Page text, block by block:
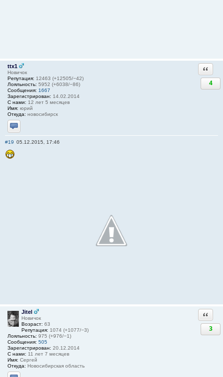
ttx1
Новичок
Репутация: 12463 (+12505/−42)
Лояльность: 5952 (+6038/−86)
Сообщения: 1667
Зарегистрирован: 14.02.2014
С нами: 12 лет 5 месяцев
Имя: юрий
Откуда: новосибирск
Отправить личное сообщение
4
#19 05.12.2015, 17:46
Jitel
Новичок
Возраст: 63
Репутация: 1074 (+1077/−3)
Лояльность: 975 (+976/−1)
Сообщения: 505
Зарегистрирован: 20.12.2014
С нами: 11 лет 7 месяцев
Имя: Сергей
Откуда: Новосибирская область
3